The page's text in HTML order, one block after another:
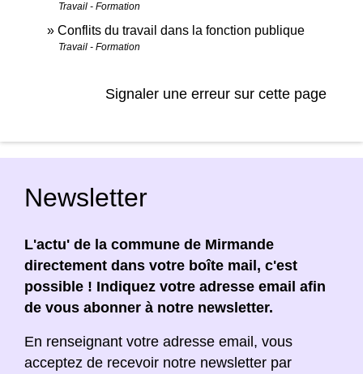
Travail - Formation
Conflits du travail dans la fonction publique
Travail - Formation
Signaler une erreur sur cette page
Newsletter
L'actu' de la commune de Mirmande
directement dans votre boîte mail, c'est
possible ! Indiquez votre adresse email afin
de vous abonner à notre newsletter.
En renseignant votre adresse email, vous
acceptez de recevoir notre newsletter par